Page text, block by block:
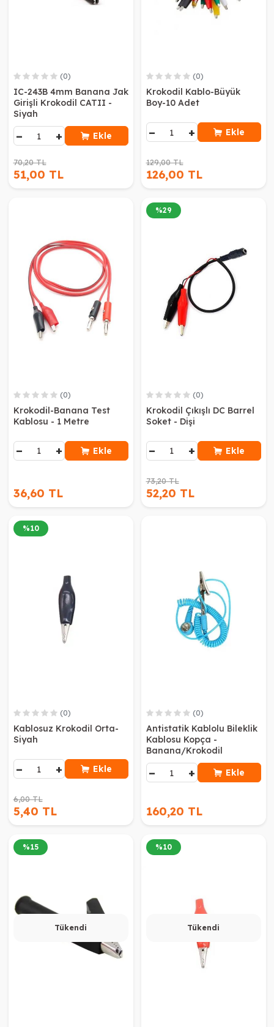
(0)
IC-243B 4mm Banana Jak
Girişli Krokodil CATII -
Siyah
− + Ekle
70,20 TL
51,00 TL
(0)
Krokodil Kablo-Büyük
Boy-10 Adet
− + Ekle
129,00 TL
126,00 TL
(0)
Krokodil-Banana Test
Kablosu - 1 Metre
− + Ekle
36,60 TL
%29
(0)
Krokodil Çıkışlı DC Barrel
Soket - Dişi
− + Ekle
73,20 TL
52,20 TL
%10
(0)
Kablosuz Krokodil Orta-
Siyah
− + Ekle
6,00 TL
5,40 TL
(0)
Antistatik Kablolu Bileklik
Kablosu Kopça -
Banana/Krokodil
− + Ekle
160,20 TL
Tükendi
%15
Tükendi
%10